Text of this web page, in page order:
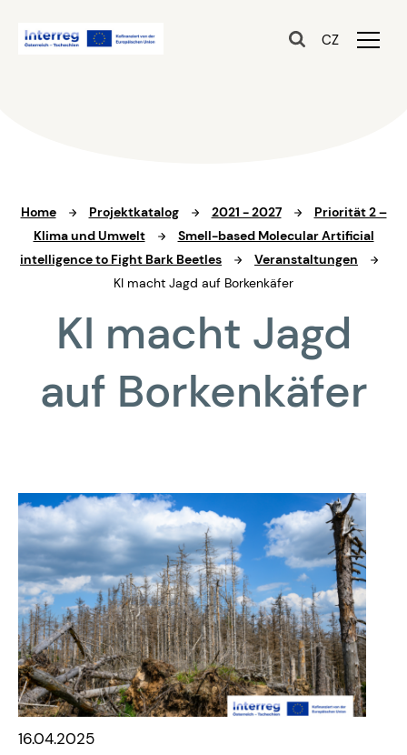
CZ
Home Projektkatalog 2021 - 2027
Priorität 2 –
Klima und Umwelt
Smell-based Molecular Artificial
intelligence to Fight Bark Beetles
Veranstaltungen
KI macht Jagd auf Borkenkäfer
KI macht Jagd
auf Borkenkäfer
16.04.2025